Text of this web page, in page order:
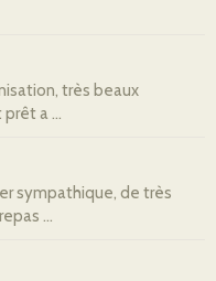
très beaux
a ...
sympathique, de très
...